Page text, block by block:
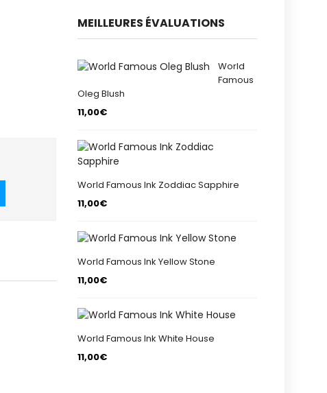
MEILLEURES ÉVALUATIONS
World
Famous
Oleg Blush
11,00€
World Famous Ink Zoddiac Sapphire
11,00€
World Famous Ink Yellow Stone
11,00€
World Famous Ink White House
11,00€